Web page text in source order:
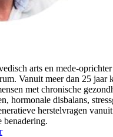
arts en mede-
Vanuit meer dan 25 jaar
met chronische
hormonale disbalans,
herstelvragen
benadering.